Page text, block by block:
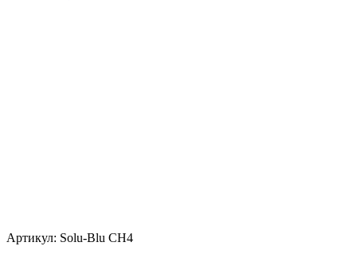
Артикул: Solu-Blu CH4